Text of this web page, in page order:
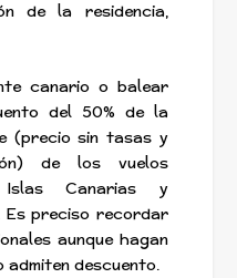
de la residencia,
canario o balear
del 50% de la
(precio sin tasas y
de los vuelos
Islas Canarias y
Es preciso recordar
aunque hagan
admiten descuento.